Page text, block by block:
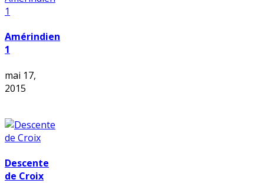
Amérindien
1
mai 17,
2015
Descente
de Croix